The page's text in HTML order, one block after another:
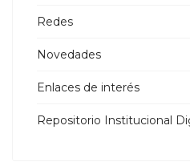
Redes
Novedades
Enlaces de interés
Repositorio Institucional